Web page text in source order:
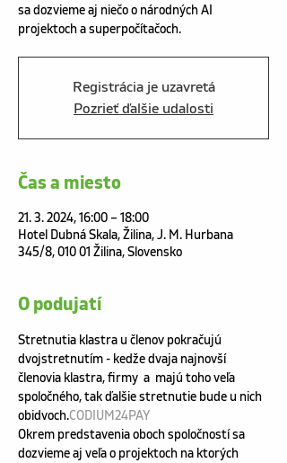
sa dozvieme aj niečo o národných AI
projektoch a superpočítačoch.
Registrácia je uzavretá
Pozrieť ďalšie udalosti
Čas a miesto
21. 3. 2024, 16:00 – 18:00
Hotel Dubná Skala, Žilina, J. M. Hurbana
345/8, 010 01 Žilina, Slovensko
O podujatí
Stretnutia klastra u členov pokračujú
dvojstretnutím - kedže dvaja najnovší
členovia klastra, firmy a majú toho veľa
spoločného, tak ďalšie stretnutie bude u nich
obidvoch.CODIUM24PAY
Okrem predstavenia oboch spoločností sa
dozvieme aj veľa o projektoch na ktorých